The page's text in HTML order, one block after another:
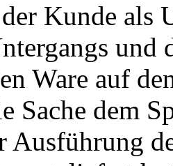
Kunde als
und
Ware auf
Sache dem
Ausführung